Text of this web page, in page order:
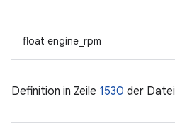
float engine_rpm
Definition in Zeile 1530 der Datei